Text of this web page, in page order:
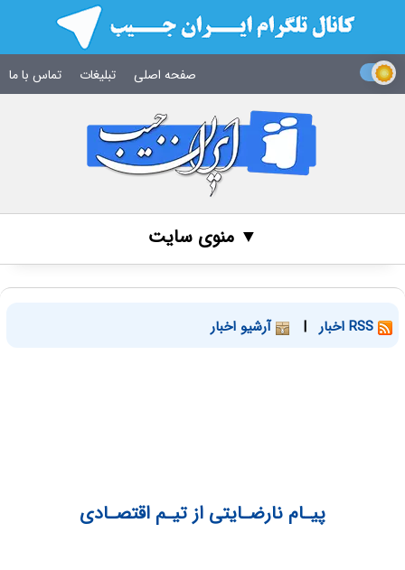
صفحه اصلی تبلیغات تماس با ما
▼ منوی سایت
| آرشیو اخبار
پیـام نارضـایتی از تیـم اقتصـادی